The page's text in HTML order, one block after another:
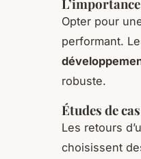
Opter pour
performant.
robuste.
Études de cas
Les retours
choisissent